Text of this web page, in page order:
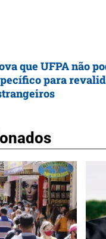
que UFPA não
para